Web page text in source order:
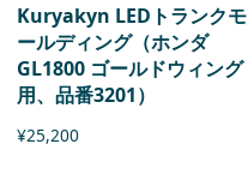
Kuryakyn LEDトランクモ
ールディング（ホンダ
GL1800 ゴールドウィング
用、品番3201）
¥25,200